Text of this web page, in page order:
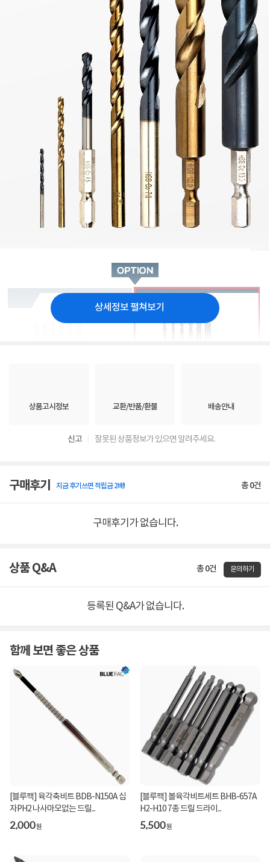
상세정보 펼쳐보기
상품고시정보 교환/반품/환불 배송안내
신고 잘못된 상품정보가 있으면 알려주세요.
구매후기 지금 후기쓰면 적립금 2배! 총0건
구매후기가 없습니다.
상품 Q&A 총 0건 문의하기
등록된 Q&A가 없습니다.
함께 보면 좋은 상품
[블루팩] 육각축비트 BDB-N150A 십
자PH2 나사마모없는 드릴...
2,000원
[블루팩] 볼육각비트세트 BHB-657A
H2-H10 7종 드릴 드라이...
5,500원